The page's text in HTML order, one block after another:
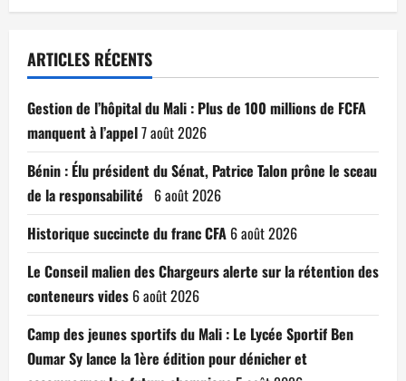
ARTICLES RÉCENTS
Gestion de l’hôpital du Mali : Plus de 100 millions de FCFA
manquent à l’appel7 août 2026
Bénin : Élu président du Sénat, Patrice Talon prône le sceau
de la responsabilité 6 août 2026
Historique succincte du franc CFA 6 août 2026
Le Conseil malien des Chargeurs alerte sur la rétention des
conteneurs vides 6 août 2026
Camp des jeunes sportifs du Mali : Le Lycée Sportif Ben
Oumar Sy lance la 1ère édition pour dénicher et